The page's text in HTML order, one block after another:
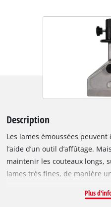
Description
Les lames émoussées
l’aide d’un outil d’affûtage.
maintenir les couteaux longs,
lames très fines, de manière
Original Einhell est
Plus